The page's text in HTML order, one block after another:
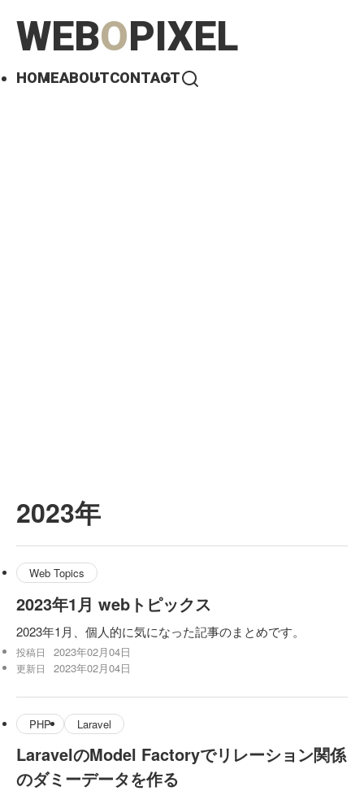
WEBOPIXEL
HOMEABOUTCONTACT
2023年
Web Topics
2023年1月 webトピックス
2023年1月、個人的に気になった記事のまとめです。
投稿日 2023年02月04日
更新日 2023年02月04日
PHP Laravel
LaravelのModel Factoryでリレーション関係
のダミーデータを作る